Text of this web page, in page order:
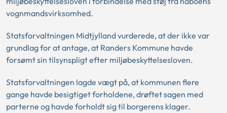
vognmandsvirksomhed.
Statsforvaltningen Midtjylland vurderede, at der ikke var
grundlag for at antage, at Randers Kommune havde
forsømt sin tilsynspligt efter miljøbeskyttelsesloven.
Statsforvaltningen lagde vægt på, at kommunen flere
gange havde besigtiget forholdene, drøftet sagen med
parterne og havde forholdt sig til borgerens klager.